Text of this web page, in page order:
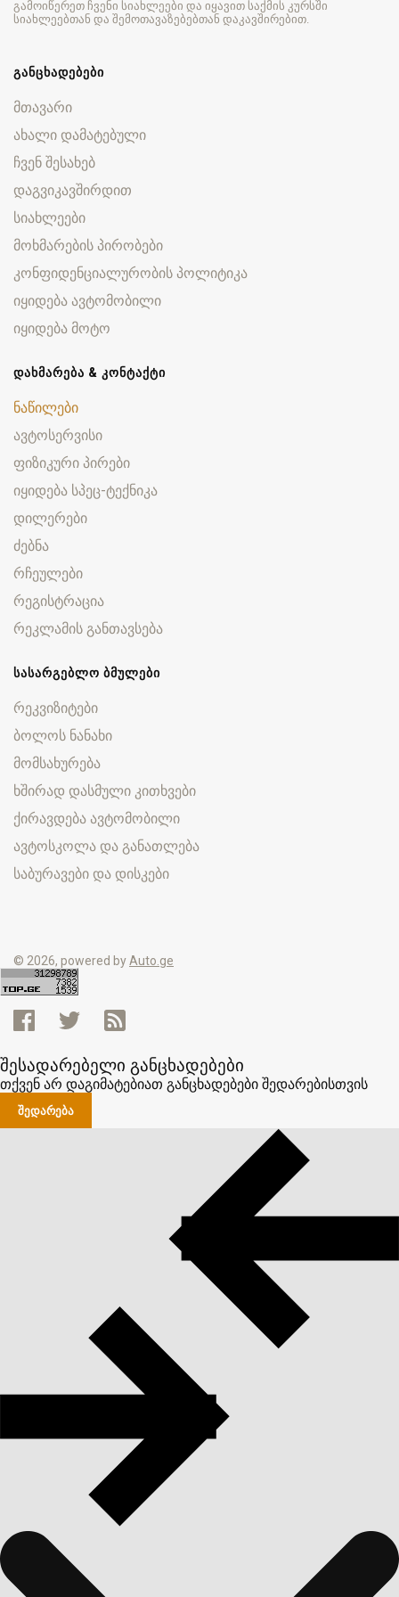
გამოიწერეთ ჩვენი სიახლეები და იყავით საქმის კურსში
სიახლეებთან და შემოთავაზებებთან დაკავშირებით.
ᲒᲐᲜᲪᲮᲐᲓᲔᲑᲔᲑᲘ
მთავარი
ახალი დამატებული
ჩვენ შესახებ
დაგვიკავშირდით
სიახლეები
მოხმარების პირობები
კონფიდენციალურობის პოლიტიკა
იყიდება ავტომობილი
იყიდება მოტო
ᲓᲐᲮᲛᲐᲠᲔᲑᲐ & ᲙᲝᲜᲢᲐᲥᲢᲘ
ნაწილები
ავტოსერვისი
ფიზიკური პირები
იყიდება სპეც-ტექნიკა
დილერები
ძებნა
რჩეულები
რეგისტრაცია
რეკლამის განთავსება
ᲡᲐᲡᲐᲠᲒᲔᲑᲚᲝ ᲑᲛᲣᲚᲔᲑᲘ
რეკვიზიტები
ბოლოს ნანახი
მომსახურება
ხშირად დასმული კითხვები
ქირავდება ავტომობილი
ავტოსკოლა და განათლება
საბურავები და დისკები
© 2026, powered byAuto.ge
შესადარებელი განცხადებები
თქვენ არ დაგიმატებიათ განცხადებები შედარებისთვის
ᲨᲔᲓᲐᲠᲔᲑᲐ